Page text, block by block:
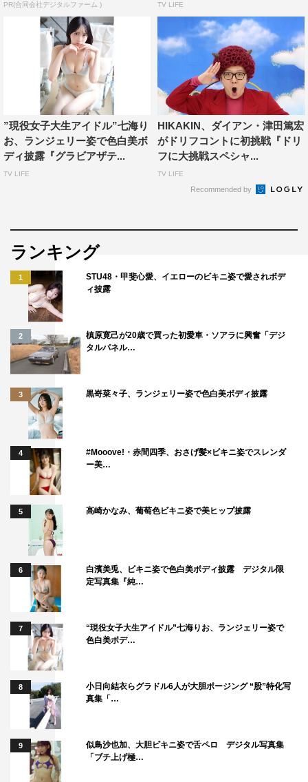
PR(合同会社デジタルファーム ) TV LIFE
”現役女子大生アイドル”七海り
お、ランジェリー姿で色白美ボ
ディ披露『グラビアザテ...
TV LIFE
HIKAKIN、ダイアン・津田篤宏
がドリフコントに初挑戦『ドリ
フに大挑戦スペシャ...
TV LIFE
Recommended by
ランキング
1
STU48・甲斐心愛、イエローのビキニ姿で愛されボデ
ィ披露
2
槙原寛己が20歳で買った初愛車・ソアラに興奮「デジ
タルパネル…
3 黒嵜菜々子、ランジェリー姿で色白美ボディ披露
4
#Mooove!・赤間四季、おさげ髪×ビキニ姿でスレンダ
ー美…
5 高崎かなみ、葡萄色ビキニ姿で美ヒップ披露
6
白濱美兎、ビキニ姿で色白美ボディ披露 デジタル限
定写真集『純…
7
“現役女子大生アイドル”七海りお、ランジェリー姿で
色白美ボデ…
8
小日向結衣らグラドル6人が大胆ポージング “股”特化写
真集「…
9
似鳥沙也加、大胆ビキニ姿で舌ペロ デジタル写真集
「ブチ上げ極…